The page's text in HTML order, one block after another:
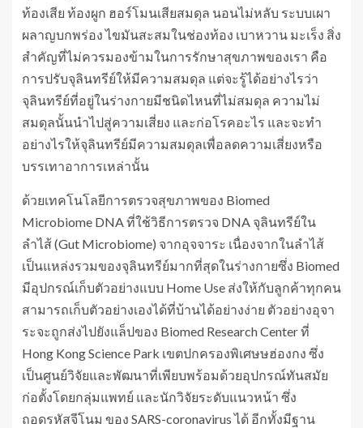
ท้องเสีย ท้องผูก ฮอร์โมนเสียสมดุล นอนไม่หลับ ระบบเผา
ผลาญบกพร่อง ไขมันสะสมในช่องท้อง เบาหวาน มะเร็ง สิ่ง
สำคัญที่ไม่ควรมองข้ามในการรักษาสุขภาพของเรา คือ
การปรับจุลินทรีย์ให้มีความสมดุล แต่จะรู้ได้อย่างไรว่า
จุลินทรีย์ที่อยู่ในร่างกายมีชนิดไหนที่ไม่สมดุล ความไม่
สมดุลนั้นนำไปสู่ความเสี่ยง และก่อโรคอะไร และจะทำ
อย่างไรให้จุลินทรีย์มีความสมดุลเพื่อลดความเสี่ยงหรือ
บรรเทาอาการเหล่านั้น
ด้วยเทคโนโลยีการตรวจสุขภาพของ Biomed
Microbiome DNA ที่ใช้วิธีการตรวจ DNA จุลินทรีย์ใน
ลำไส้ (Gut Microbiome) จากอุจจาระ เนื่องจากในลำไส้
เป็นแหล่งรวมของจุลินทรีย์มากที่สุดในร่างกายซึ่ง Biomed
มีอุปกรณ์เก็บตัวอย่างแบบ Home Use ส่งให้กับลูกค้าทุกคน
สามารถเก็บตัวอย่างเองได้ที่บ้านได้อย่างง่าย ตัวอย่างอุจา
ระจะถูกส่งไปยังแล็ปของ Biomed Research Center ที่
Hong Kong Science Park เขตปกครองพิเศษษฮ่องกง ซึ่ง
เป็นศูนย์วิจัยและพัฒนาที่เพียบพร้อมด้วยอุปกรณ์ทันสมัย
ก่อตั้งโดยกลุ่มแพทย์ และนักวิจัยระดับแนวหน้า ซึ่ง
ถอดรหัสจีโนม ของ SARS-coronavirus ได้ อีกทั้งมีฐาน